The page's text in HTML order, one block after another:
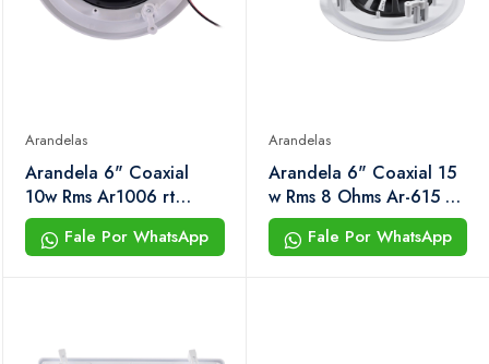
Arandelas
Arandela 6" Coaxial
10w Rms Ar1006 rt
Branca Hayonik
Fale Por WhatsApp
Arandelas
Arandela 6" Coaxial 15
w Rms 8 Ohms Ar-615 cx
Hayonik
Fale Por WhatsApp